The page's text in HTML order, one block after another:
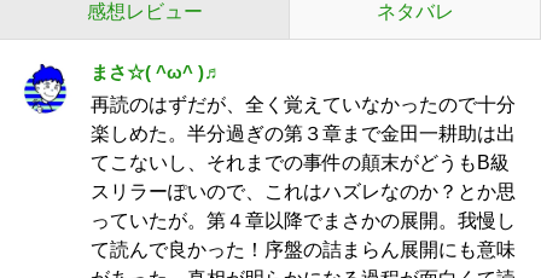
感想レビュー ネタバレ
まさ☆( ^ω^ )♬
再読のはずだが、全く覚えていなかったので十分
楽しめた。半分過ぎの第３章まで金田一耕助は出
てこないし、それまでの事件の顛末がどうもB級
スリラーぽいので、これはハズレなのか？とか思
っていたが。第４章以降でまさかの展開。我慢し
て読んで良かった！序盤の詰まらん展開にも意味